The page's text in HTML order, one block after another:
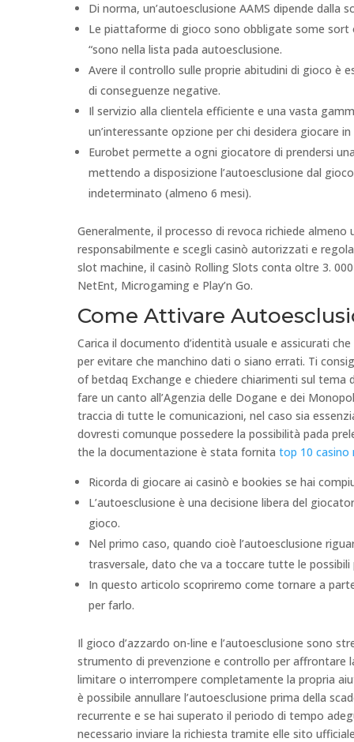
Di norma, un’autoesclusione AAMS dipende
Le piattaforme di gioco sono obbligate some sort
“sono nella lista pada autoesclusione.
Avere il controllo sulle proprie abitudini di gioco è
di conseguenze negative.
Il servizio alla clientela efficiente e una vasta
un’interessante opzione per chi desidera giocare
Eurobet permette a ogni giocatore di prendersi
mettendo a disposizione l’autoesclusione dal
indeterminato (almeno 6 mesi).
Generalmente, il processo di revoca richiede
responsabilmente e scegli casinò autorizzati e
slot machine, il casinò Rolling Slots conta oltre 3.
NetEnt, Microgaming e Play’n Go.
Come Attivare
Carica il documento d’identità usuale e assicurati
per evitare che manchino dati o siano errati. Ti
of betdaq Exchange e chiedere chiarimenti sul tema
fare un canto all’Agenzia delle Dogane e dei
traccia di tutte le comunicazioni, nel caso sia
dovresti comunque possedere la possibilità pada
the la documentazione è stata fornita top 10 casino
Ricorda di giocare ai casinò e bookies se hai
L’autoesclusione è una decisione libera del
gioco.
Nel primo caso, quando cioè l’autoesclusione
trasversale, dato che va a toccare tutte le
In questo articolo scopriremo come tornare a
per farlo.
Il gioco d’azzardo on-line e l’autoesclusione sono
strumento di prevenzione e controllo per affrontare
limitare o interrompere completamente la propria
è possibile annullare l’autoesclusione prima della
recurrente e se hai superato il periodo di tempo
necessario inviare la richiesta tramite elle sito